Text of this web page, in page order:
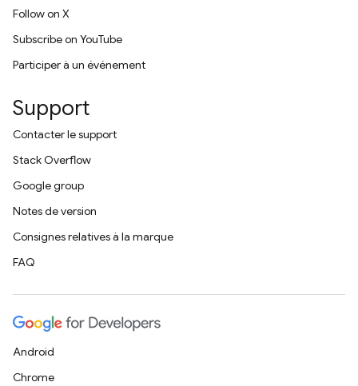
Follow on X
Subscribe on YouTube
Participer à un événement
Support
Contacter le support
Stack Overflow
Google group
Notes de version
Consignes relatives à la marque
FAQ
Android
Chrome